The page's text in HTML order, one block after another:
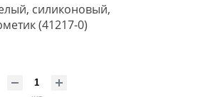
силиконовый,
(41217-0)